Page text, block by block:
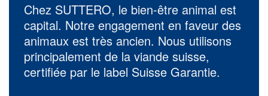
Chez SUTTERO, le bien-être animal est
capital. Notre engagement en faveur des
animaux est très ancien. Nous utilisons
principalement de la viande suisse,
certifiée par le label Suisse Garantie.